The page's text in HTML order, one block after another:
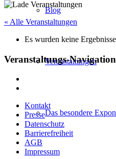
Blog
Veranstaltungen
Das besondere
« Alle Veranstaltungen
Es wurden keine
Veranstaltungs-Navigation
Kontakt
Presse
Datenschutz
Barrierefreiheit
AGB
Impressum